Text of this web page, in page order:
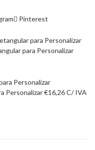
Pinterest
para Personalizar
Personalizar€16,26C/ IVA